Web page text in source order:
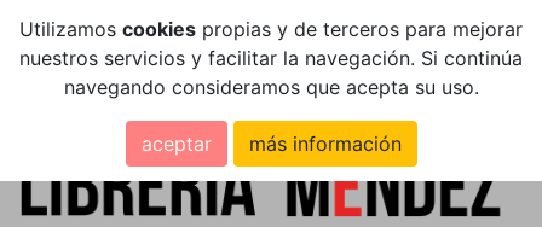
Utilizamos cookies propias y de terceros para mejorar
nuestros servicios y facilitar la navegación. Si continúa
navegando consideramos que acepta su uso.
aceptar más información